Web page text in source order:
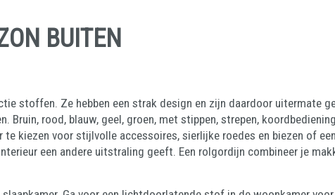
BUITEN
stoffen. Ze hebben een strak design en zijn daardoor uitermate
rood, blauw, geel, groen, met stippen, strepen,
kiezen voor stijlvolle accessoires, sierlijke roedes en biezen of
een andere uitstraling geeft. Een rolgordijn combineer je